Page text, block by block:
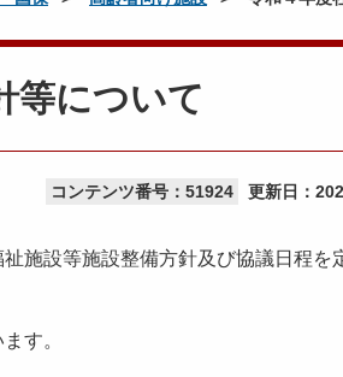
等について
コンテンツ番号：51924 更新日：
施設等施設整備方針及び協議日程を
す。